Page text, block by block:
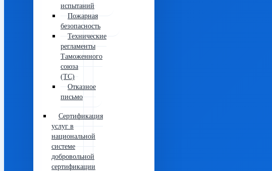
испытаний
Пожарная
безопасность
Технические
регламенты
Таможенного
союза
(ТС)
Отказное
письмо
Сертификация
услуг в
национальной
системе
добровольной
сертификации